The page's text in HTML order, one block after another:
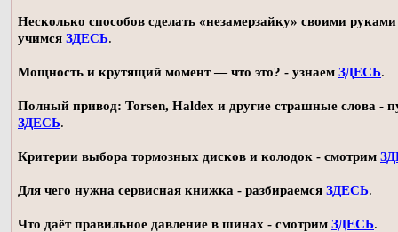
Несколько способов сделать «незамерзайку» своими
учимся ЗДЕСЬ.
Мощность и крутящий момент — что это? - узнаем ЗДЕСЬ.
Полный привод: Torsen, Haldex и другие страшные слова -
ЗДЕСЬ.
Критерии выбора тормозных дисков и колодок - смотрим
Для чего нужна сервисная книжка - разбираемся ЗДЕСЬ.
Что даёт правильное давление в шинах - смотрим ЗДЕСЬ.